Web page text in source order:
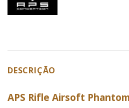
DESCRIÇÃO
APS Rifle Airsoft